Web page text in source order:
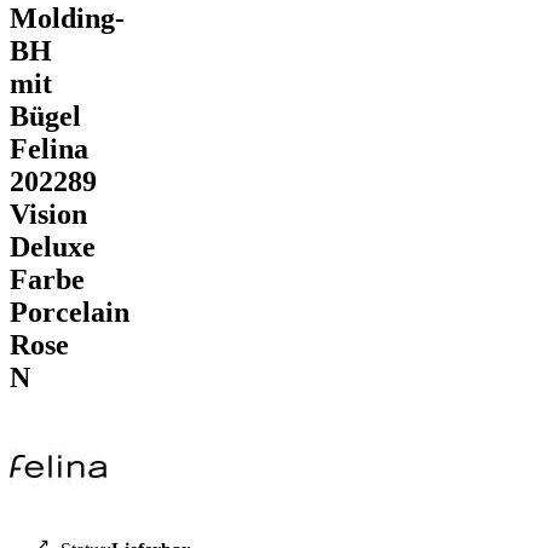
Molding-
BH
mit
Bügel
Felina
202289
Vision
Deluxe
Farbe
Porcelain
Rose
N